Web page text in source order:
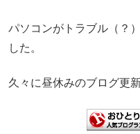
パソコンがトラブル（？
した。
久々に昼休みのブログ更新